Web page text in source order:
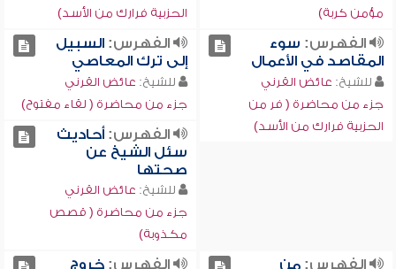
مؤمن كربة)
الحزبية فرارك من الأسد)
الفهرس: سوء
المقاصد في الأعمال
للشيخ: عائض القرني
جزء من محاضرة ( فر من
الحزبية فرارك من الأسد)
الفهرس:السبيل
إلى ترك المعاصي
للشيخ: عائض القرني
جزء من محاضرة ( لقاء مفتوح)
الفهرس:أحاديث
سئل الشيخ عن
صحتها
للشيخ: عائض القرني
جزء من محاضرة ( قصص
مكذوبة)
الفهرس:من الفهرس:خروج